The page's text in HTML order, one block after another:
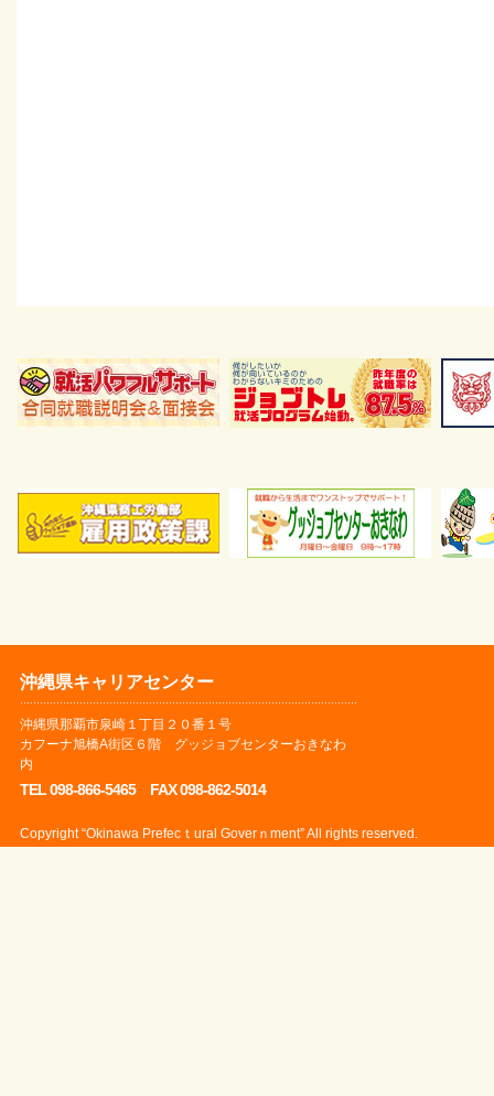
沖縄県キャリアセンター
沖縄県那覇市泉崎１丁目２０番１号
カフーナ旭橋A街区６階 グッジョブセンターおきなわ
内
TEL 098-866-5465 FAX 098-862-5014
Copyright “Okinawa Prefecｔural Goverｎment” All rights reserved.